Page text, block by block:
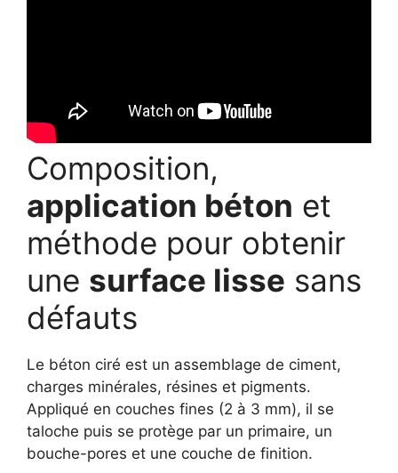
Composition,
application béton et
méthode pour obtenir
une surface lisse sans
défauts
Le béton ciré est un assemblage de ciment,
charges minérales, résines et pigments.
Appliqué en couches fines (2 à 3 mm), il se
taloche puis se protège par un primaire, un
bouche-pores et une couche de finition.